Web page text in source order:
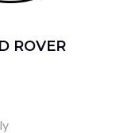
ROVER